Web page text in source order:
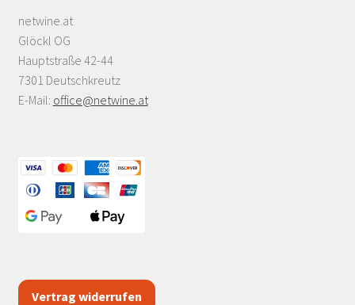
netwine.at
Glöckl OG
Hauptstraße 42-44
7301 Deutschkreutz
E-Mail: office@netwine.at
Vertrag widerrufen